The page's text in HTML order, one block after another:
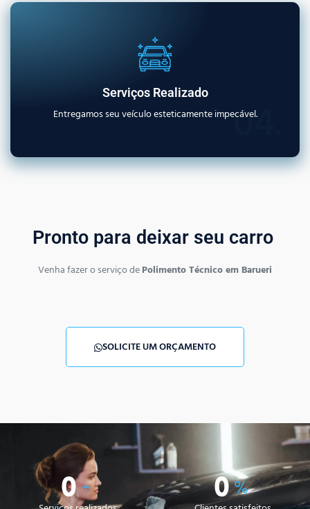
Serviços Realizado
Entregamos seu veículo esteticamente impecável.
04.
Pronto para deixar seu carro
Venha fazer o serviço dePolimento Técnico em Barueri
SOLICITE UM ORÇAMENTO
0+ 0%